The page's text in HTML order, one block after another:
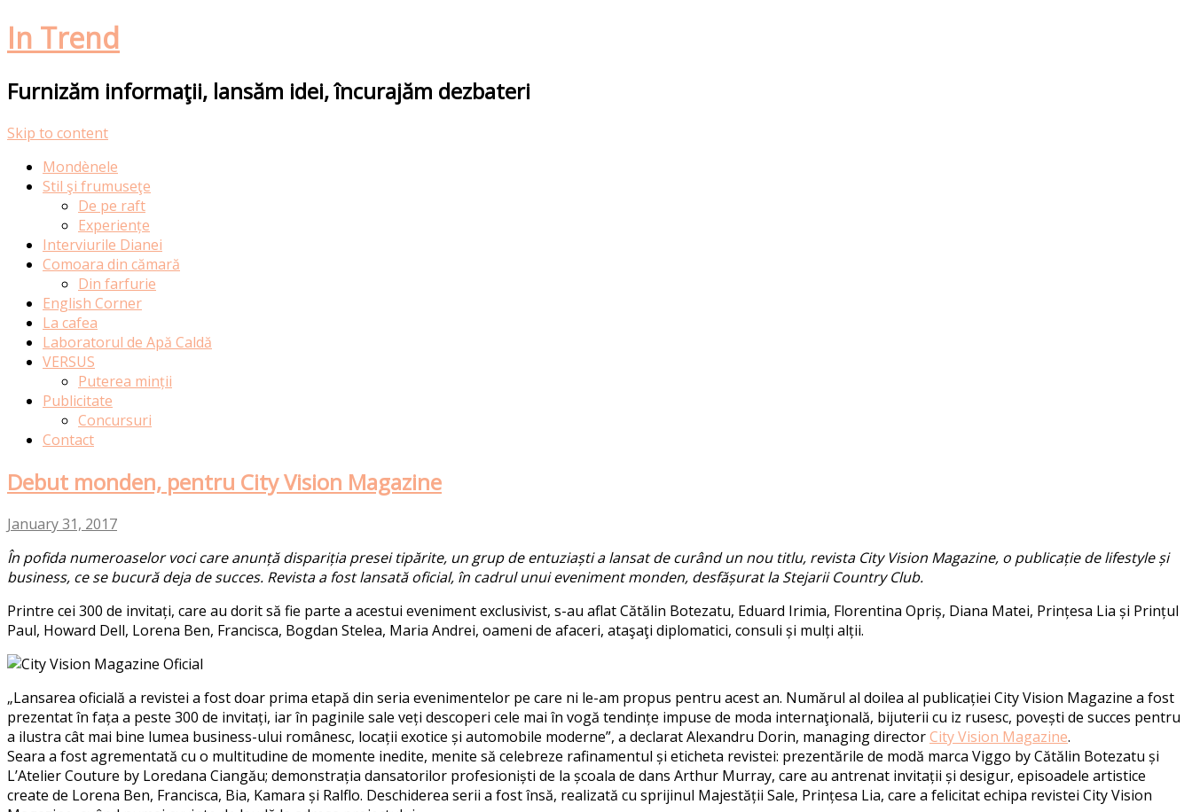
In Trend
Furnizăm informaţii, lansăm idei, încurajăm dezbateri
Skip to content
Mondènele
Stil şi frumuseţe
De pe raft
Experiențe
Interviurile Dianei
Comoara din cămară
Din farfurie
English Corner
La cafea
Laboratorul de Apă Caldă
VERSUS
Puterea minții
Publicitate
Concursuri
Contact
Debut monden, pentru City Vision Magazine
January 31, 2017
În pofida numeroaselor voci care anunță dispariția presei tipărite, un grup de entuziaști a lansat de curând un nou titlu, revista City Vision Magazine, o publicație de lifestyle și
business, ce se bucură deja de succes. Revista a fost lansată oficial, în cadrul unui eveniment monden, desfășurat la Stejarii Country Club.
Printre cei 300 de invitați, care au dorit să fie parte a acestui eveniment exclusivist, s-au aflat Cătălin Botezatu, Eduard Irimia, Florentina Opriș, Diana Matei, Prințesa Lia și Prințul
Paul, Howard Dell, Lorena Ben, Francisca, Bogdan Stelea, Maria Andrei, oameni de afaceri, ataşaţi diplomatici, consuli și mulți alții.
„Lansarea oficială a revistei a fost doar prima etapă din seria evenimentelor pe care ni le-am propus pentru acest an. Numărul al doilea al publicației City Vision Magazine a fost
prezentat în fața a peste 300 de invitați, iar în paginile sale veți descoperi cele mai în vogă tendințe impuse de moda internaţională, bijuterii cu iz rusesc, povești de succes pentru
a ilustra cât mai bine lumea business-ului românesc, locații exotice și automobile moderne”, a declarat Alexandru Dorin, managing directorCity Vision Magazine.
Seara a fost agrementată cu o multitudine de momente inedite, menite să celebreze rafinamentul și eticheta revistei: prezentările de modă marca Viggo by Cătălin Botezatu și
L’Atelier Couture by Loredana Ciangău; demonstrația dansatorilor profesioniști de la școala de dans Arthur Murray, care au antrenat invitații și desigur, episoadele artistice
create de Lorena Ben, Francisca, Bia, Kamara și Ralflo. Deschiderea serii a fost însă, realizată cu sprijinul Majestății Sale, Prințesa Lia, care a felicitat echipa revistei City Vision